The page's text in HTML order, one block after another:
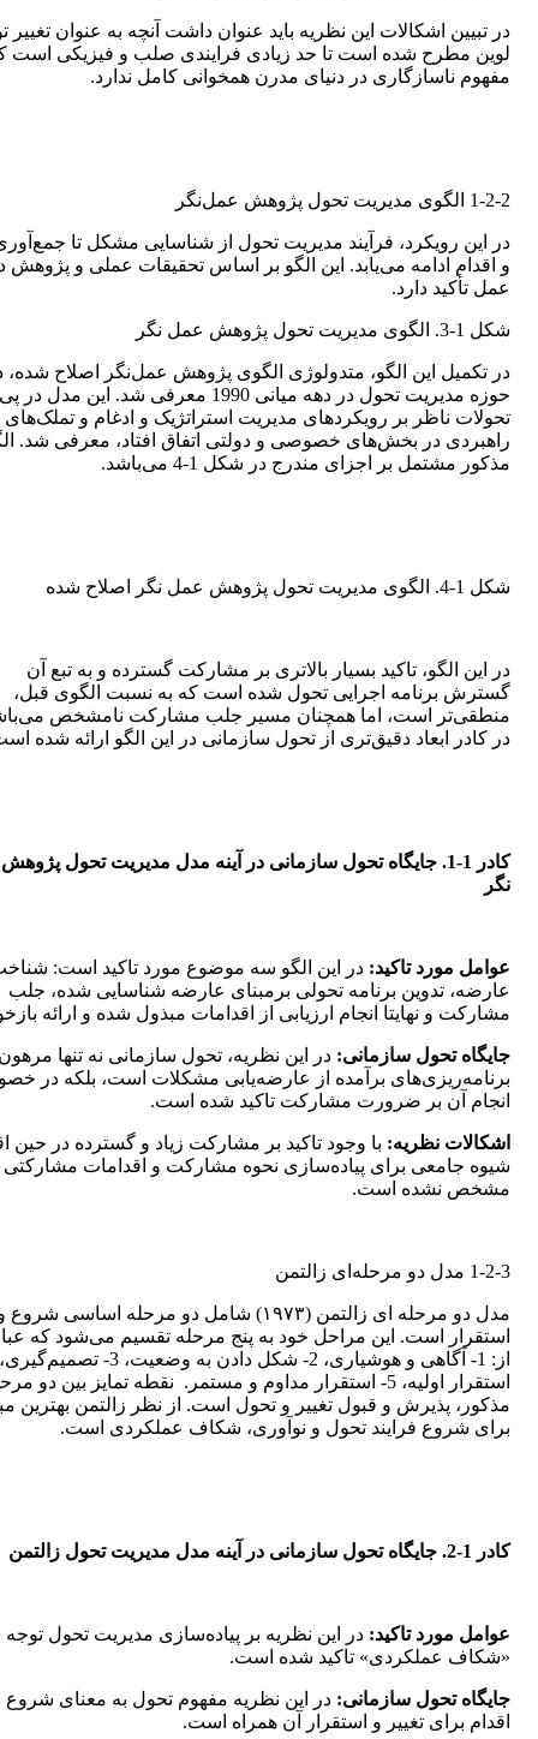
در تبیین اشکالات این نظریه باید عنوان داشت آنچه به عنوان
لوین مطرح شده است تا حد زیادی فرایندی صلب و فیزیکی است
مفهوم ناسازگاری در دنیای مدرن همخوانی کامل ندارد.
1-2-2 الگوی مدیریت تحول پژوهش عمل‌نگر
در این رویکرد، فرآیند مدیریت تحول از شناسایی مشکل تا
و اقدام ادامه می‌یابد. این الگو بر اساس تحقیقات عملی و پژوهش
عمل تأکید دارد.
شکل 1-3. الگوی مدیریت تحول پژوهش عمل نگر
در تکمیل این الگو، متدولوژی الگوی پژوهش عمل‌نگر اصلاح شده،
حوزه مدیریت تحول در دهه میانی 1990 معرفی شد. این مدل در پی
تحولات ناظر بر رویکردهای مدیریت استراتژیک و ادغام و تملک‌های
راهبردی در بخش‌های خصوصی و دولتی اتفاق افتاد، معرفی شد.
مذکور مشتمل بر اجزای مندرج در شکل 1-4 می‌باشد.
شکل 1-4. الگوی مدیریت تحول پژوهش عمل نگر اصلاح شده
در این الگو، تاکید بسیار بالاتری بر مشارکت گسترده و به تبع آن
گسترش برنامه اجرایی تحول شده است که به نسبت الگوی قبل،
منطقی‌تر است، اما همچنان مسیر جلب مشارکت نامشخص
در کادر ابعاد دقیق‌تری از تحول سازمانی در این الگو ارائه شده
کادر 1-1. جایگاه تحول سازمانی در آینه مدل مدیریت تحول
نگر
عوامل مورد تاکید: در این الگو سه موضوع مورد تاکید است:
عارضه، تدوین برنامه تحولی برمبنای عارضه شناسایی شده، جلب
مشارکت و نهایتا انجام ارزیابی از اقدامات مبذول شده و ارائه
جایگاه تحول سازمانی: در این نظریه، تحول سازمانی نه تنها
برنامه‌ریزی‌های برآمده از عارضه‌یابی مشکلات است، بلکه در
انجام آن بر ضرورت مشارکت تاکید شده است.
اشکالات نظریه: با وجود تاکید بر مشارکت زیاد و گسترده در حین
شیوه جامعی برای پیاده‌سازی نحوه مشارکت و اقدامات مشارکتی
مشخص نشده است.
1-2-3 مدل دو مرحله‌ای زالتمن
مدل دو مرحله ای زالتمن (۱۹۷۳) شامل دو مرحله اساسی شروع
استقرار است. این مراحل خود به پنج مرحله تقسیم می‌شود که
استقرار اولیه، 5- استقرار مداوم و مستمر. نقطه تمایز بین دو
مذکور، پذیرش و قبول تغییر و تحول است. از نظر زالتمن بهترین
برای شروع فرایند تحول و نوآوری، شکاف عملکردی است.
کادر 1-2. جایگاه تحول سازمانی در آینه مدل مدیریت تحول زالتمن
عوامل مورد تاکید: در این نظریه بر پیاده‌سازی مدیریت تحول توجه
«شکاف عملکردی» تاکید شده است.
جایگاه تحول سازمانی: در این نظریه مفهوم تحول به معنای شروع
اقدام برای تغییر و استقرار آن همراه است.